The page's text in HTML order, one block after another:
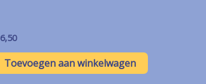
6,50
Toevoegen aan winkelwagen